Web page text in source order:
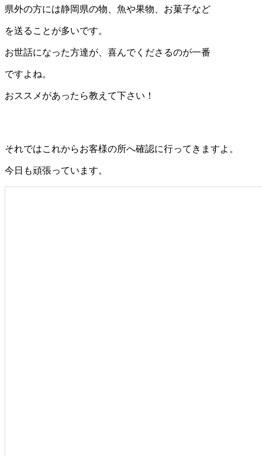
県外の方には静岡県の物、魚や果物、お菓子など
を送ることが多いです。
お世話になった方達が、喜んでくださるのが一番
ですよね。
おススメがあったら教えて下さい！
それではこれからお客様の所へ確認に行ってきますよ。
今日も頑張っています。